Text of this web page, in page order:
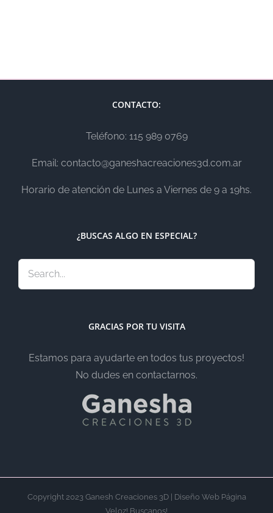
CONTACTO:
Teléfono: 115 989 0769
Email: contacto@ganeshacreaciones3d.com.ar
Horario de atención de Lunes a Viernes de 9 a 19hs.
¿BUSCAS ALGO EN ESPECIAL?
GRACIAS POR TU VISITA
Estamos para ayudarte en todos tus proyectos!
No dudes en contactarnos.
Copyright 2023 Ganesh Creaciones 3D | Diseño Web Página
Veloz! Buscanos!